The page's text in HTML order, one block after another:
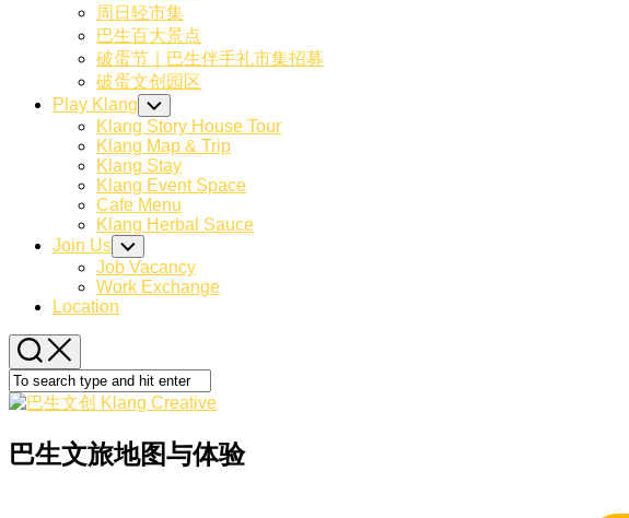
周日轻市集
巴生百大景点
破蛋节｜巴生伴手礼市集招募
破蛋文创园区
Play Klang Toggle
Child
Menu
Klang Story House Tour
Klang Map & Trip
Klang Stay
Klang Event Space
Cafe Menu
Klang Herbal Sauce
Join Us Toggle
Child
Menu
Job Vacancy
Work Exchange
Location
巴生文旅地图与体验